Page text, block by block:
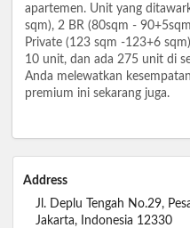
apartemen. Unit yang
sqm), 2 BR (80sqm -
Private (123 sqm -123+6
10 unit, dan ada 275 unit di
Anda melewatkan
premium ini sekarang juga.
Address
Jl. Deplu Tengah No.29,
Jakarta, Indonesia 12330